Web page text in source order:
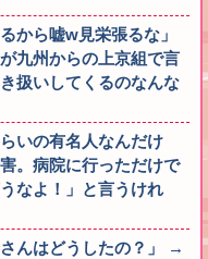
から嘘w見栄張るな」
九州からの上京組で言
扱いしてくるのなんな
いの有名人なんだけ
。病院に行っただけで
なよ！」と言うけれ
んはどうしたの？」 →